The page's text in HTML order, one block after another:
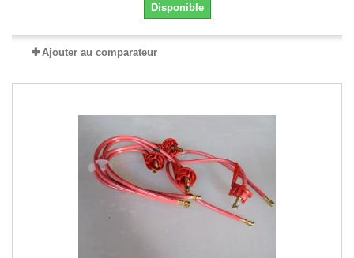
Disponible
Ajouter au comparateur